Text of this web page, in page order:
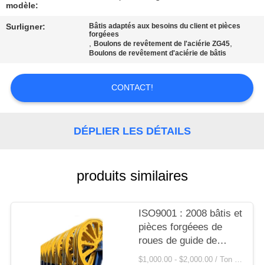
CONTACTEZ-
NOUVELLES
DEMANDEZ
PLAN
modèle:
Surligner:
Bâtis adaptés aux besoins du client et pièces
forgéees
,Boulons de revêtement de l'aciérie ZG45,
Boulons de revêtement d'aciérie de bâtis
CONTACT!
DÉPLIER LES DÉTAILS
produits similaires
ISO9001 : 2008 bâtis et
pièces forgéees de
roues de guide de
gerbes du revêtement
$1,000.00 - $2,000.00 / Ton MOQ:1,0 tonnes/tonnes